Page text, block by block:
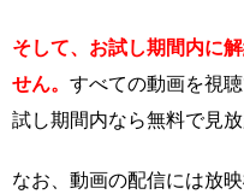
そして、お試し期間内に
せん。 すべての動画を視
試し期間内なら無料で見放
なお、動画の配信には放